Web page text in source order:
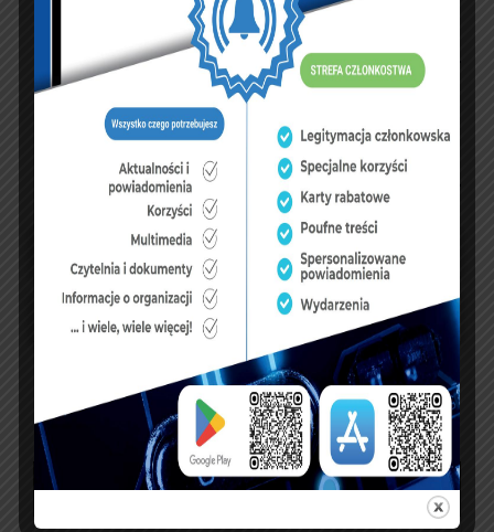
NASZ FACEBOOK
UBEZPIECZENIA
sierpień 2026
P W Ś C P S N